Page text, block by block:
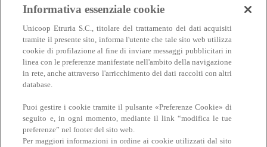
Carne
Carne
Informativa essenziale cookie
Unicoop Etruria S.C., titolare del trattamento dei dati acquisiti
tramite il presente sito, informa l'utente che tale sito web utilizza
cookie di profilazione al fine di inviare messaggi pubblicitari in
linea con le preferenze manifestate nell'ambito della navigazione
in rete, anche attraverso l'arricchimento dei dati raccolti con altri
database.
Puoi gestire i cookie tramite il pulsante «Preferenze Cookie» di
seguito e, in ogni momento, mediante il link “modifica le tue
preferenze” nel footer del sito web.
Per maggiori informazioni in ordine ai cookie utilizzati dal sito